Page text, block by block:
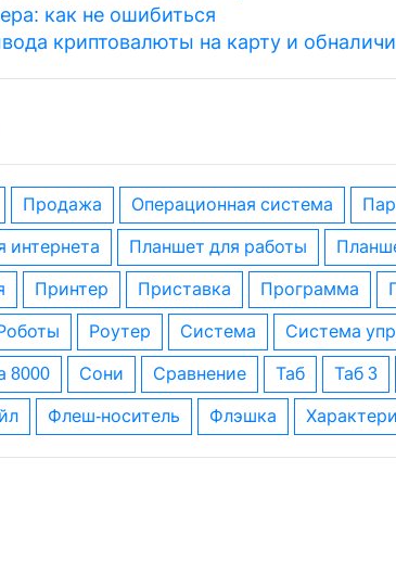
как не ошибиться
криптовалюты на карту и
Продажа операционная система
интернета планшет для работы
принтер приставка программа
роботы роутер система система
8000 сони сравнение таб таб 3
флеш-носитель флэшка